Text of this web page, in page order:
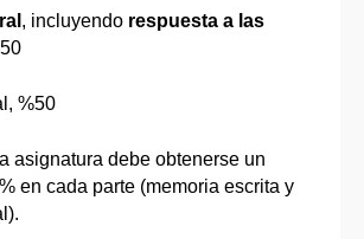
, incluyendo respuesta a las
%50
asignatura debe obtenerse un
en cada parte (memoria escrita y